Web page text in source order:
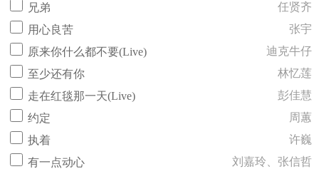
兄弟
任贤齐
用心良苦
张宇
原来你什么都不要(Live)
迪克牛仔
至少还有你
林忆莲
走在红毯那一天(Live)
彭佳慧
约定
周蕙
执着
许巍
有一点动心
刘嘉玲、张信哲